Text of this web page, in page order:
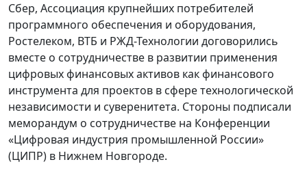
Сбер, Ассоциация крупнейших потребителей
программного обеспечения и оборудования,
Ростелеком, ВТБ и РЖД-Технологии договорились
вместе о сотрудничестве в развитии применения
цифровых финансовых активов как финансового
инструмента для проектов в сфере технологической
независимости и суверенитета. Стороны подписали
меморандум о сотрудничестве на Конференции
«Цифровая индустрия промышленной России»
(ЦИПР) в Нижнем Новгороде.